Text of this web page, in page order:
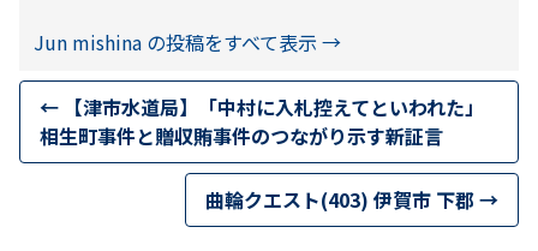
Jun mishina の投稿をすべて表示 →
← 【津市水道局】「中村に入札控えてといわれた」
相生町事件と贈収賄事件のつながり示す新証言
曲輪クエスト(403) 伊賀市 下郡→